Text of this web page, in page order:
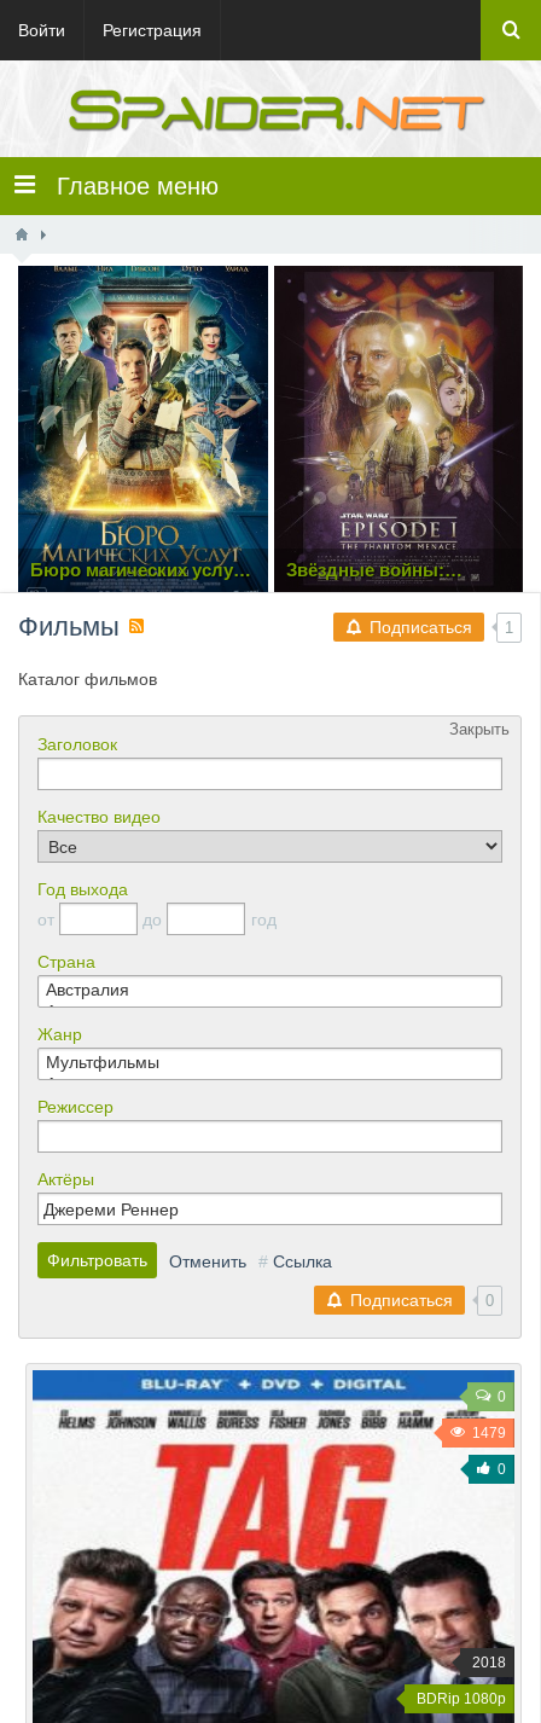
Войти Регистрация
Главное меню
Бюро магических услуг
(2023)
Звёздные войны:
Эпизод 1 – Скрытая
угроза (1999)
Подписаться 1
Фильмы
Каталог фильмов
Закрыть
Заголовок
Качество видео
Год выхода
от
до год
Страна
Жанр
Режиссер
Актёры
Фильтровать Отменить # Ссылка
Подписаться
0
0
1479
0
2018
BDRip 1080p